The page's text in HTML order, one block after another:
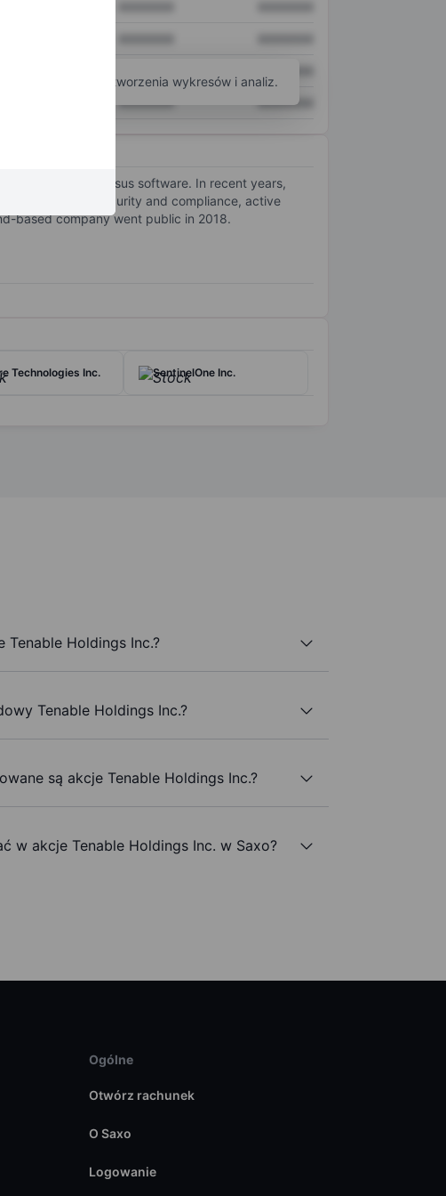
XXXXXXX XXXXXXX
narzędzi do tworzenia wykresów i analiz.
under its Nessus software. In recent years,
include cloud security and compliance, active
based company went public in 2018.
Technologies Inc. SentinelOne Inc.
Holdings Inc.?
Tenable Holdings Inc.?
są akcje Tenable Holdings Inc.?
w akcje Tenable Holdings Inc. w Saxo?
Ogólne
Otwórz rachunek
O Saxo
Logowanie